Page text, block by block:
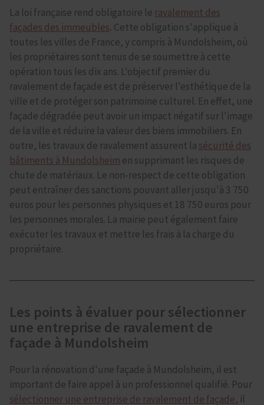
La loi française rend obligatoire le ravalement des
façades des immeubles. Cette obligation s'applique à
toutes les villes de France, y compris à Mundolsheim, où
les propriétaires sont tenus de se soumettre à cette
opération tous les dix ans. L'objectif premier du
ravalement de façade est de préserver l'esthétique de la
ville et de protéger son patrimoine culturel. En effet, une
façade dégradée peut avoir un impact négatif sur l'image
de la ville et réduire la valeur des biens immobiliers. En
outre, les travaux de ravalement assurent la sécurité des
bâtiments à Mundolsheim en supprimant les risques de
chute de matériaux. Le non-respect de cette obligation
peut entraîner des sanctions pouvant aller jusqu'à 3 750
euros pour les personnes physiques et 18 750 euros pour
les personnes morales. La mairie peut également faire
exécuter les travaux et mettre les frais à la charge du
propriétaire.
Les points à évaluer pour sélectionner
une entreprise de ravalement de
façade à Mundolsheim
Pour la rénovation d'une façade à Mundolsheim, il est
important de faire appel à un professionnel qualifié. Pour
sélectionner une entreprise de ravalement de façade, il